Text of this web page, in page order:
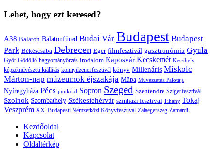
Lehet, hogy ezt keresed?
A38 Balaton Balatonfüred Budai Vár Budapest Budapest
Park Békéscsaba Debrecen Eger filmfesztivál gasztronómia Gyula
Győr Gödöllő hagyományőrzés irodalom Kaposvár Kecskemét Keszthely
képzőművészeti kiállítás könnyűzenei fesztivál könyv Millenáris Miskolc
Márton-nap múzeumok éjszakája Müpa Művészetek Palotája
Nyíregyháza Pécs pünkösd Sopron Szeged Szentendre Sziget fesztivál
Szolnok Szombathely Székesfehérvár színházi fesztivál Tihany Tokaj
Veszprém XX. Budapesti Nemzetközi Könyvfesztivál Zalaegerszeg Zamárdi
Kezdőoldal
Kapcsolat
Oldaltérkép